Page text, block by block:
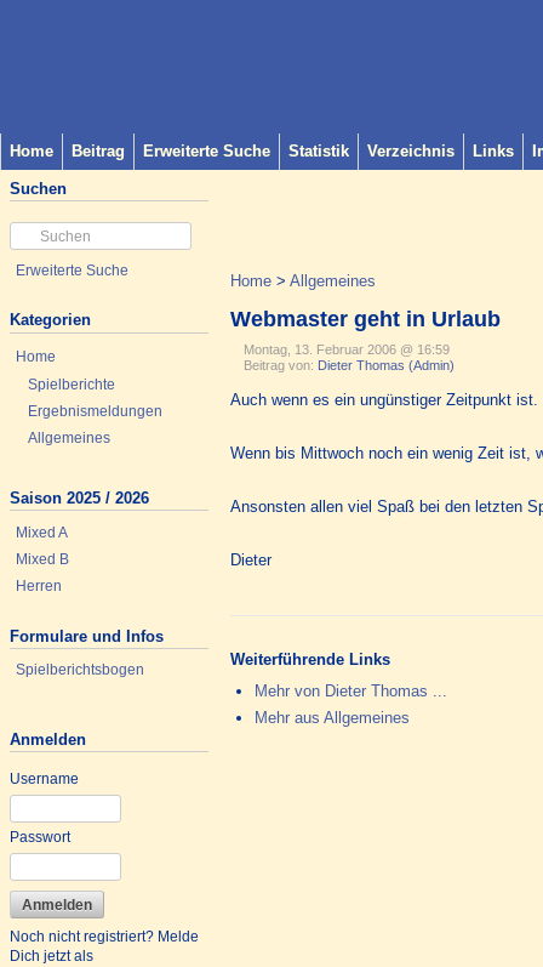
Home Beitrag Erweiterte Suche Statistik Verzeichnis Links
Home > Allgemeines
Webmaster geht in Urlaub
Montag, 13. Februar 2006 @ 16:59
Beitrag von: Dieter Thomas (Admin)
Auch wenn es ein ungünstiger Zeitpunkt
Wenn bis Mittwoch noch ein wenig Zeit ist,
Ansonsten allen viel Spaß bei den letzten
Dieter
Weiterführende Links
Mehr von Dieter Thomas ...
Mehr aus Allgemeines
Suchen
Erweiterte Suche
Kategorien
Home
Spielberichte
Ergebnismeldungen
Allgemeines
Saison 2025 / 2026
Mixed A
Mixed B
Herren
Formulare und Infos
Spielberichtsbogen
Anmelden
Username
Passwort
Noch nicht registriert? Melde
Dich jetzt als